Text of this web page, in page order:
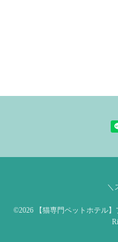
＼
©2026
【猫専門ペットホテル